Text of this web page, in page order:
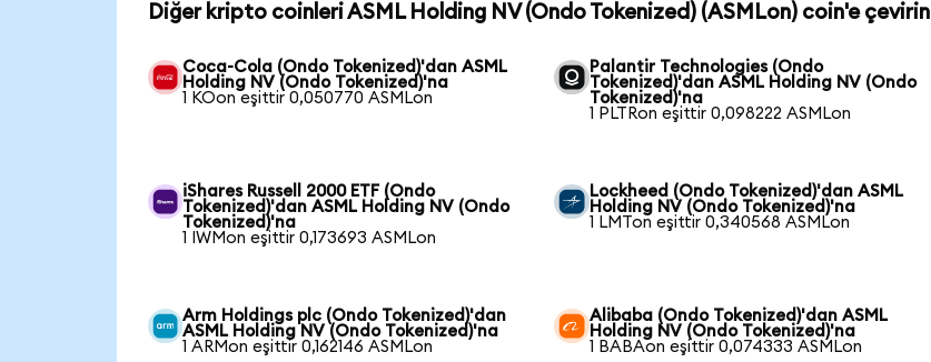
Diğer kripto coinleri ASML Holding NV (Ondo Tokenized) (ASMLon) coin'e çevirin
Coca-Cola (Ondo Tokenized)'dan ASML
Holding NV (Ondo Tokenized)'na
1 KOon eşittir 0,050770 ASMLon
Palantir Technologies (Ondo
Tokenized)'dan ASML Holding NV (Ondo
Tokenized)'na
1 PLTRon eşittir 0,098222 ASMLon
iShares Russell 2000 ETF (Ondo
Tokenized)'dan ASML Holding NV (Ondo
Tokenized)'na
1 IWMon eşittir 0,173693 ASMLon
Lockheed (Ondo Tokenized)'dan ASML
Holding NV (Ondo Tokenized)'na
1 LMTon eşittir 0,340568 ASMLon
Arm Holdings plc (Ondo Tokenized)'dan
ASML Holding NV (Ondo Tokenized)'na
1 ARMon eşittir 0,162146 ASMLon
Alibaba (Ondo Tokenized)'dan ASML
Holding NV (Ondo Tokenized)'na
1 BABAon eşittir 0,074333 ASMLon